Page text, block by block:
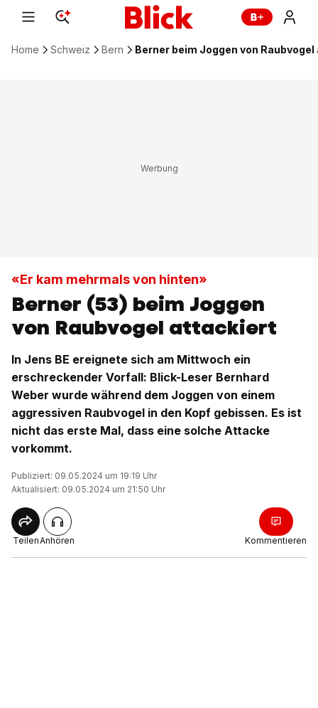
Home Schweiz Bern Berner beim Joggen von
«Er kam mehrmals von hinten»
Berner (53) beim Joggen
von Raubvogel attackiert
In Jens BE ereignete sich am Mittwoch ein
erschreckender Vorfall: Blick-Leser Bernhard
Weber wurde während dem Joggen von einem
aggressiven Raubvogel in den Kopf gebissen. Es ist
nicht das erste Mal, dass eine solche Attacke
vorkommt.
Publiziert: 09.05.2024 um 19:19 Uhr
Aktualisiert: 09.05.2024 um 21:50 Uhr
TeilenAnhören Kommentieren